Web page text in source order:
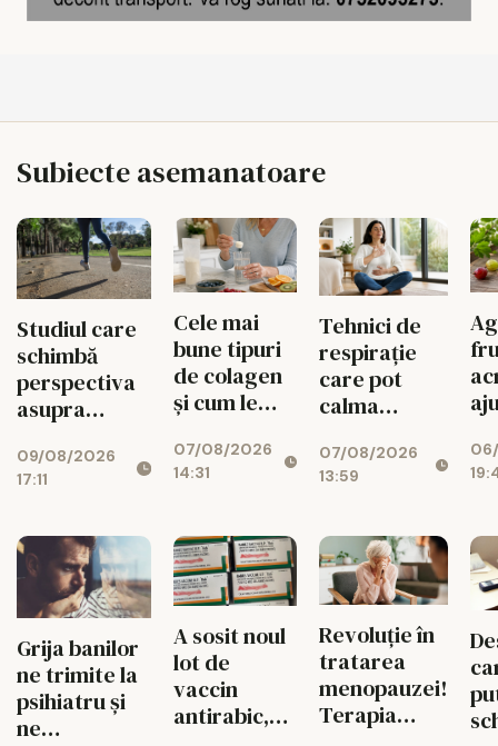
Subiecte asemanatoare
Studiul care
schimbă
perspectiva
asupra
înseamnă
pentru Iași,
de betoane
09/08/2026
17:11
Cele mai
bune tipuri
de colagen
și cum le
corect
07/08/2026
14:31
Tehnici de
respirație
care pot
calma
corpul
07/08/2026
13:59
Grija banilor
ne trimite la
psihiatru și
ne
A sosit noul
lot de
vaccin
antirabic,
Revoluție în
tratarea
menopauzei!
Terapia